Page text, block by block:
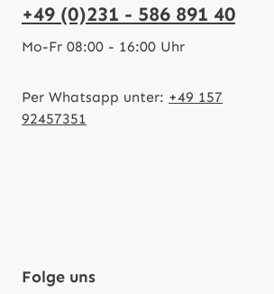
+49 (0)231 - 586 891 40
Mo-Fr 08:00 - 16:00 Uhr
Per Whatsapp unter: +49 157
92457351
Folge uns